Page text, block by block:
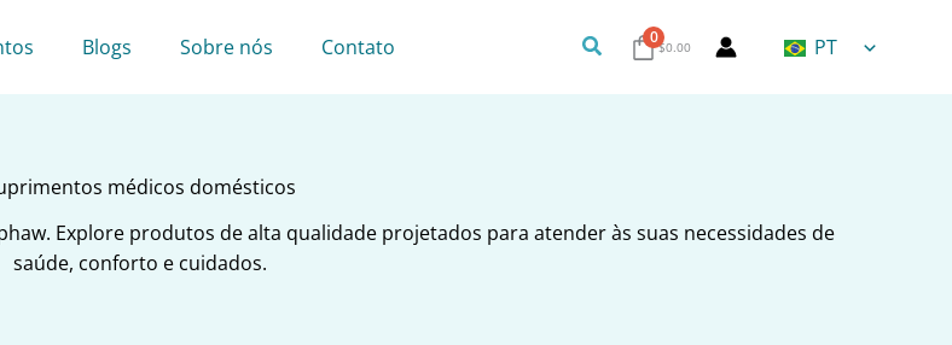
Blogs Sobre nós Contato Pesquisa
0$0.00 PT
médicos domésticos
Explore produtos de alta qualidade projetados para atender às suas necessidades de
saúde, conforto e cuidados.